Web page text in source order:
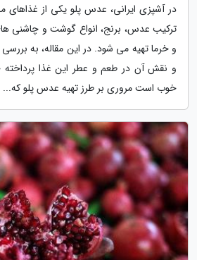
در آشپزی ایرانی، عدس پلو یکی از غذاهای
ترکیب عدس، برنج، انواع گوشت و چاشنی
و خرما تهیه می شود. در این مقاله، به
و نقش آن در طعم و عطر این غذا پرداخته
خوب است مروری بر طرز تهیه عدس پلو که...